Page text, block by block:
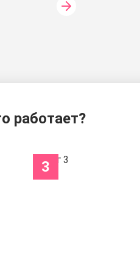
работает?
3